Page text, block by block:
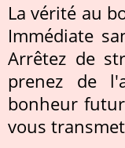
La vérité au
Immédiate
Arrêtez de
prenez de
bonheur
vous